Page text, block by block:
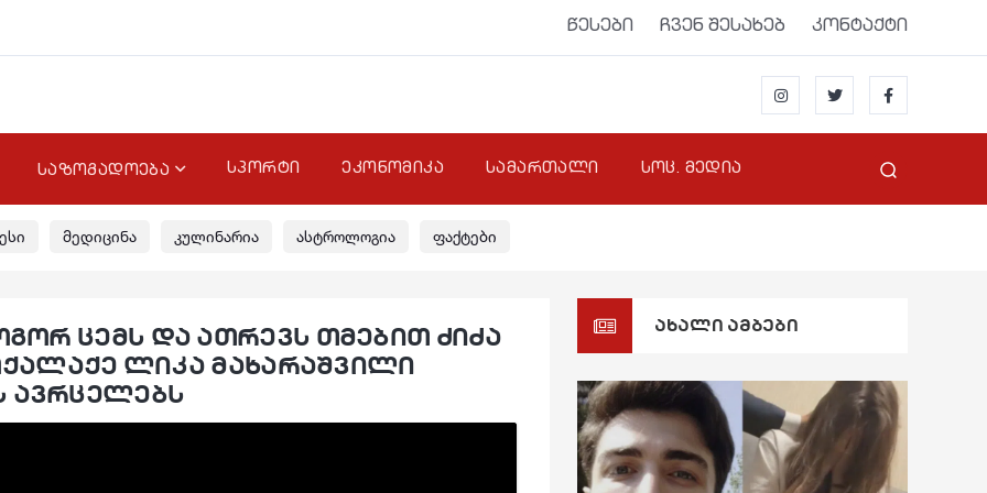
წესები ჩვენ შესახებ კონტაქტი
საზოგადოება სპორტი ეკონომიკა სამართალი სოც. მედია
მედიცინა კულინარია ასტროლოგია ფაქტები
ცემს და ათრევს თმებით ძიძა
ლიკა მახარაშვილი
ავრცელებს
ახალი ამბები